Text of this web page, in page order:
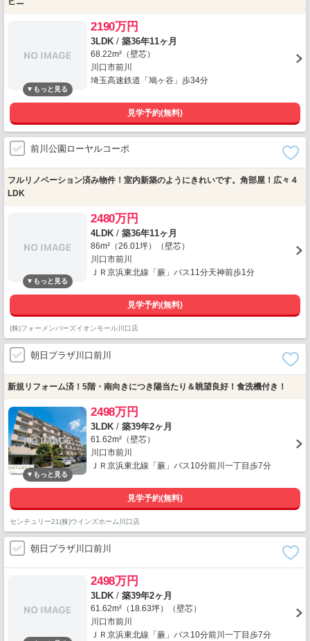
2190万円
3LDK / 築36年11ヶ月
68.22m²（壁芯）
川口市前川
埼玉高速鉄道「鳩ヶ谷」歩34分
見学予約(無料)
前川公園ローヤルコーポ
フルリノベーション済み物件！室内新築のようにきれいです。角部屋！広々４
LDK
2480万円
4LDK / 築36年11ヶ月
86m²（26.01坪）（壁芯）
川口市前川
ＪＲ京浜東北線「蕨」バス11分天神前歩1分
見学予約(無料)
(株)フォーメンバーズイオンモール川口店
朝日プラザ川口前川
新規リフォーム済！5階・南向きにつき陽当たり＆眺望良好！食洗機付き！
2498万円
3LDK / 築39年2ヶ月
61.62m²（壁芯）
川口市前川
ＪＲ京浜東北線「蕨」バス10分前川一丁目歩7分
見学予約(無料)
センチュリー21(株)ウインズホーム川口店
朝日プラザ川口前川
2498万円
3LDK / 築39年2ヶ月
61.62m²（18.63坪）（壁芯）
川口市前川
ＪＲ京浜東北線「蕨」バス10分前川一丁目歩7分